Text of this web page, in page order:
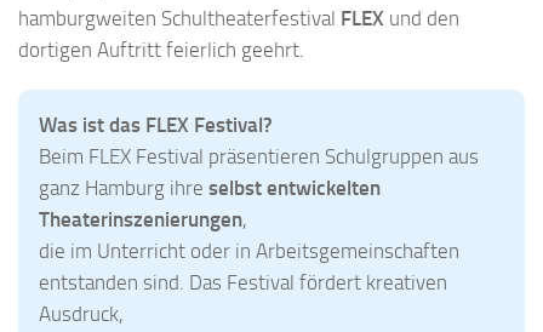
hamburgweiten Schultheaterfestival FLEX und den
dortigen Auftritt feierlich geehrt.
Was ist das FLEX Festival?
Beim FLEX Festival präsentieren Schulgruppen aus
ganz Hamburg ihre selbst entwickelten
Theaterinszenierungen,
die im Unterricht oder in Arbeitsgemeinschaften
entstanden sind. Das Festival fördert kreativen
Ausdruck,